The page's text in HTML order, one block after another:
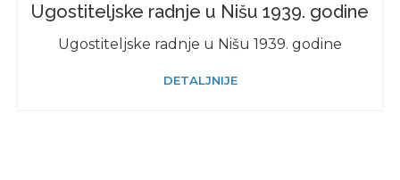
Ugostiteljske radnje u Nišu 1939. godine
Ugostiteljske radnje u Nišu 1939. godine
DETALJNIJE